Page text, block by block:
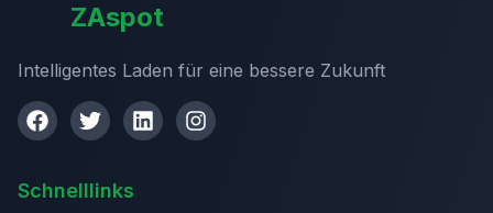
ZAspot
Intelligentes Laden für eine bessere Zukunft
Schnelllinks